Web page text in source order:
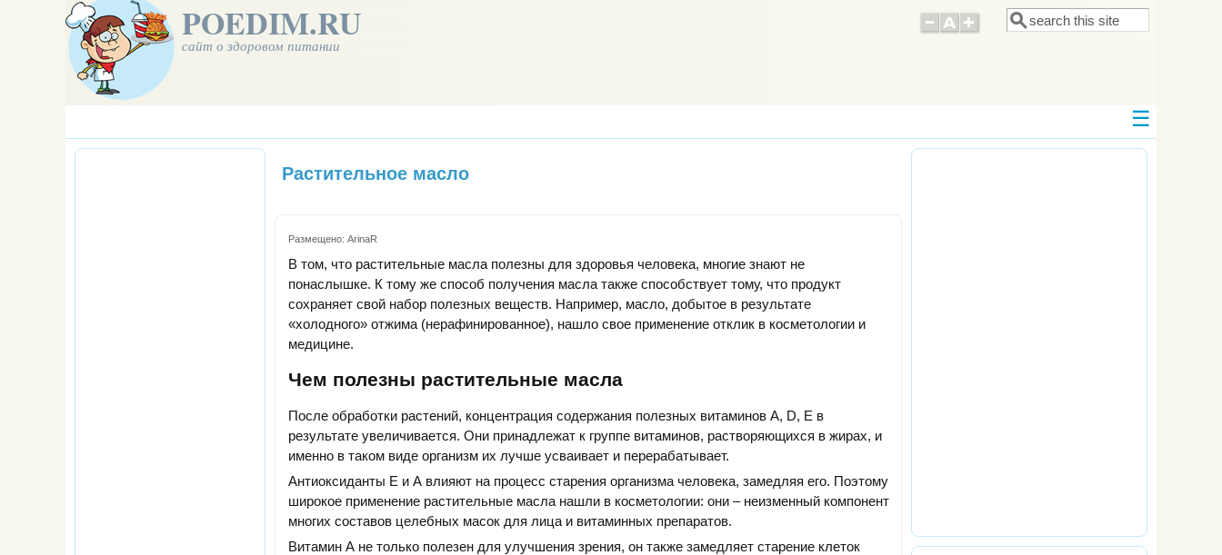
POEDIM.RU
сайт о здоровом питании
Форма поиска
Поиск
Растительное масло
Размещено: ArinaR
В том, что растительные масла полезны для здоровья человека, многие знают не
понаслышке. К тому же способ получения масла также способствует тому, что продукт
сохраняет свой набор полезных веществ. Например, масло, добытое в результате
«холодного» отжима (нерафинированное), нашло свое применение отклик в косметологии и
медицине.
Чем полезны растительные масла
После обработки растений, концентрация содержания полезных витаминов А, D, Е в
результате увеличивается. Они принадлежат к группе витаминов, растворяющихся в жирах, и
именно в таком виде организм их лучше усваивает и перерабатывает.
Антиоксиданты Е и А влияют на процесс старения организма человека, замедляя его. Поэтому
широкое применение растительные масла нашли в косметологии: они – неизменный компонент
многих составов целебных масок для лица и витаминных препаратов.
Витамин А не только полезен для улучшения зрения, он также замедляет старение клеток